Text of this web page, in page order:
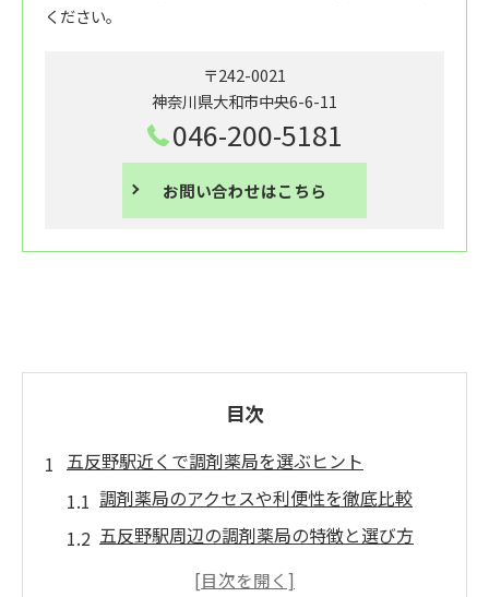
ください。
〒242-0021
神奈川県大和市中央6-6-11
046-200-5181
お問い合わせはこちら
目次
五反野駅近くで調剤薬局を選ぶヒント
調剤薬局のアクセスや利便性を徹底比較
五反野駅周辺の調剤薬局の特徴と選び方
調剤薬局で受けられる主なサービスを紹介